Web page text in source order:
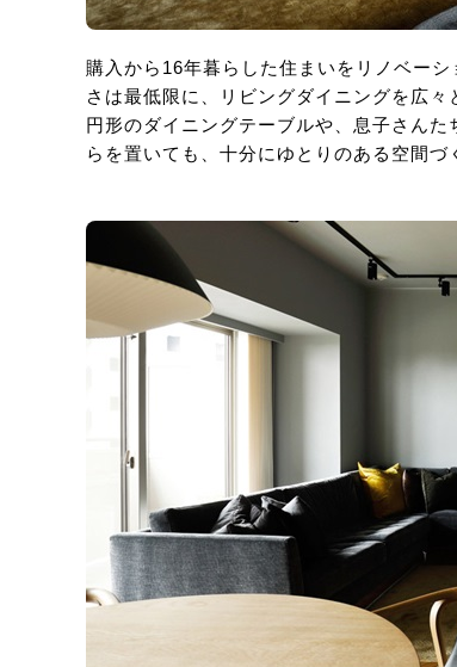
購入から16年暮らした住まいをリノベー
さは最低限に、リビングダイニングを広
円形のダイニングテーブルや、息子さん
らを置いても、十分にゆとりのある空間づ